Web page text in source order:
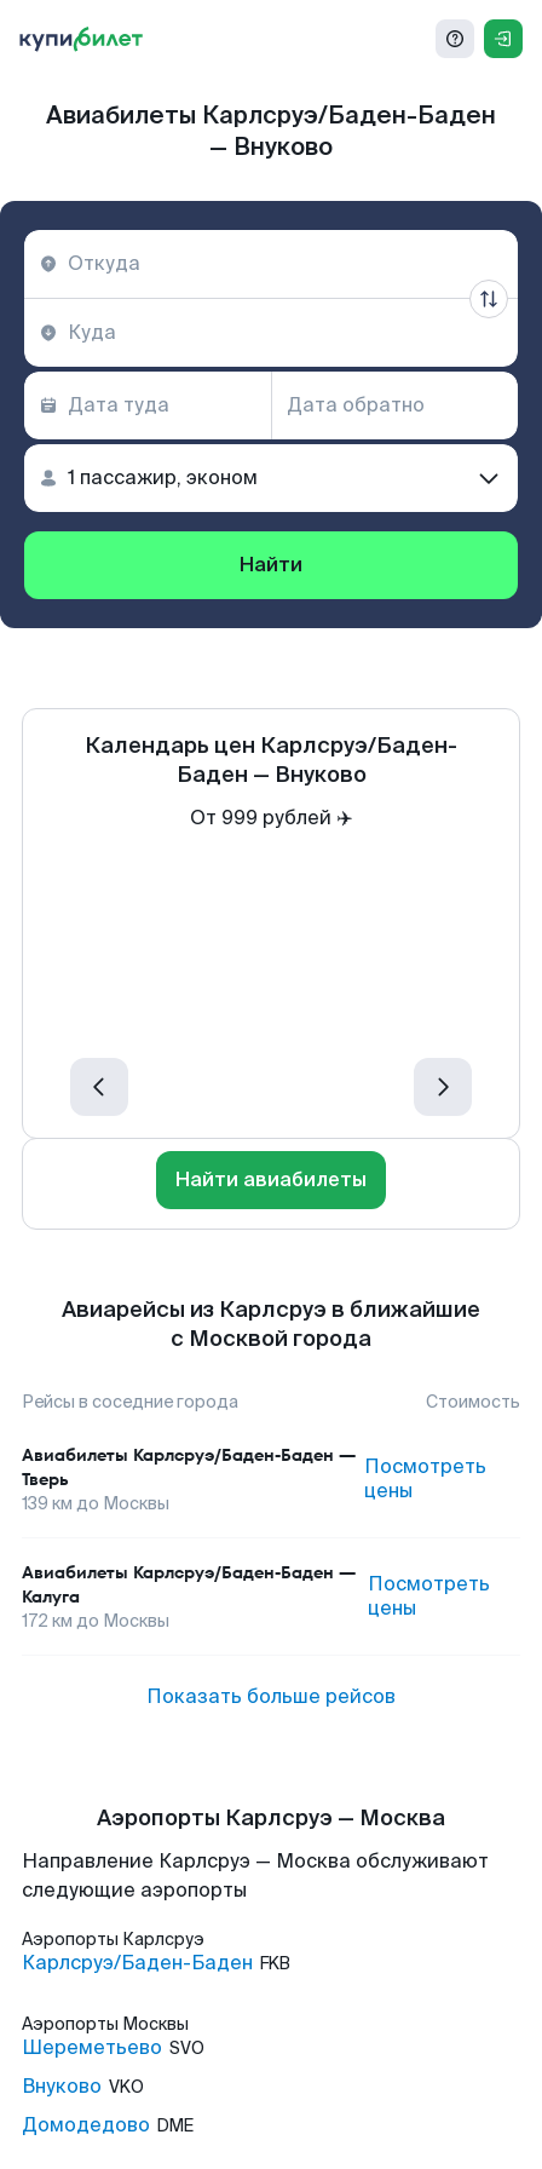
Авиабилеты Карлсруэ/Баден-Баден
— Внуково
Найти
Календарь цен Карлсруэ/Баден-
Баден — Внуково
От 999 рублей ✈️
Найти авиабилеты
Авиарейсы из Карлсруэ в ближайшие
с Москвой города
Рейсы в соседние города Стоимость
Авиабилеты Карлсруэ/Баден-Баден —
Тверь
139 км до Москвы
Посмотреть
цены
Авиабилеты Карлсруэ/Баден-Баден —
Калуга
172 км до Москвы
Посмотреть
цены
Показать больше рейсов
Аэропорты Карлсруэ — Москва
Направление Карлсруэ — Москва обслуживают
следующие аэропорты
Аэропорты Карлсруэ
Карлсруэ/Баден-Баден FKB
Аэропорты Москвы
Шереметьево SVO
Внуково VKO
Домодедово DME